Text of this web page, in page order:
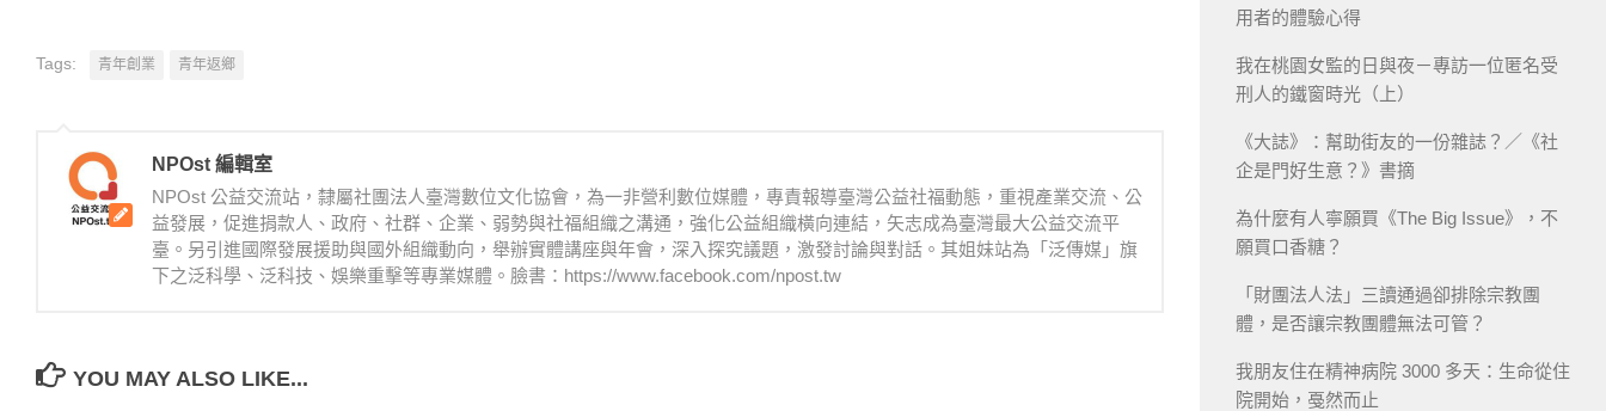
Tags: 青年創業 青年返鄉
NPOst 編輯室
NPOst 公益交流站，隸屬社團法人臺灣數位文化協會，為一非營利數位媒體，專責報導臺灣公益社福動態，重視產業交流、公
益發展，促進捐款人、政府、社群、企業、弱勢與社福組織之溝通，強化公益組織橫向連結，矢志成為臺灣最大公益交流平
臺。另引進國際發展援助與國外組織動向，舉辦實體講座與年會，深入探究議題，激發討論與對話。其姐妹站為「泛傳媒」旗
下之泛科學、泛科技、娛樂重擊等專業媒體。臉書：https://www.facebook.com/npost.tw
YOU MAY ALSO LIKE...
用者的體驗心得
我在桃園女監的日與夜－專訪一位匿名受
刑人的鐵窗時光（上）
《大誌》：幫助街友的一份雜誌？／《社
企是門好生意？》書摘
為什麼有人寧願買《The Big Issue》，不
願買口香糖？
「財團法人法」三讀通過卻排除宗教團
體，是否讓宗教團體無法可管？
我朋友住在精神病院 3000 多天：生命從住
院開始，戞然而止